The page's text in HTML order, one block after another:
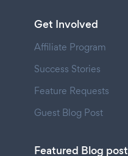
Get Involved
Affiliate Program
Success Stories
Feature Requests
Guest Blog Post
Featured Blog post